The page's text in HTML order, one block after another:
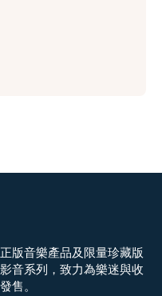
版音樂產品及限量珍藏版
音系列，致力為樂迷與收
售。